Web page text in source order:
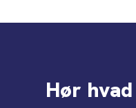
Hør